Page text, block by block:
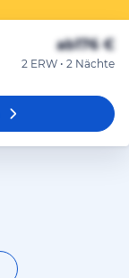
ab176 €
2 ERW • 2 Nächte